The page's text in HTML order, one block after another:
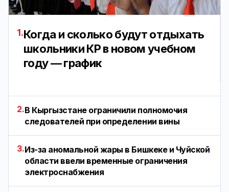
1.Когда и сколько будут отдыхать
школьники КР в новом учебном
году — график
2.В Кыргызстане ограничили полномочия
следователей при определении вины
3.Из-за аномальной жары в Бишкеке и Чуйской
области ввели временные ограничения
электроснабжения